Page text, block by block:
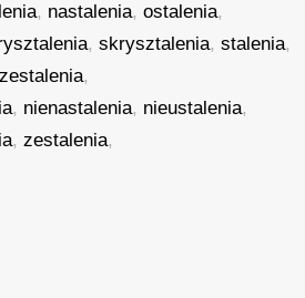
, nastalenia,ostalenia,
,skrysztalenia,stalenia,
zestalenia,
, nienastalenia, nieustalenia,
,zestalenia,